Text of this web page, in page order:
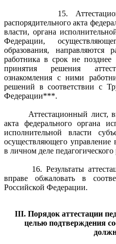
15.
распорядительного акта
власти, органа
Федерации,
образования, направляются
работника в срок не
принятия решения
ознакомления с ними
решений в соответствии с
Федерации***.
Аттестационный лист,
акта федерального органа
исполнительной власти
осуществляющего управление
в личном деле педагогического
16. Результаты
вправе обжаловать в
Российской Федерации.
III. Порядок аттестации
целью подтверждения